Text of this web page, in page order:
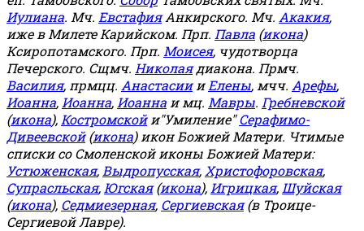
Иулиана. Мч. ЕвстафияАнкирского. Мч. Акакия,
иже в Милете Карийском. Прп. Павла (икона)
Ксиропотамского. Прп. Моисея, чудотворца
Печерского. Сщмч. Николаядиакона. Прмч.
Василия, прмцц. АнастасиииЕлены, мчч. Арефы,
Иоанна, Иоанна, Иоанна и мц. Мавры. Гребневской
(икона), Костромскойи"Умиление"Серафимо-
Дивеевской(икона) икон Божией Матери. Чтимые
списки со Смоленской иконы Божией Матери:
Устюженская, Выдропусская, Христофоровская,
Супрасльская, Югская(икона), Игрицкая, Шуйская
(икона), Седмиезерная, Сергиевская(в Троице-
Сергиевой Лавре).